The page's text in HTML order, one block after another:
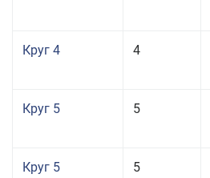
Круг 4 4
Круг 5 5
Круг 5 5